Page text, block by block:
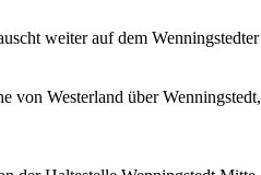
weiter auf dem
Westerland über